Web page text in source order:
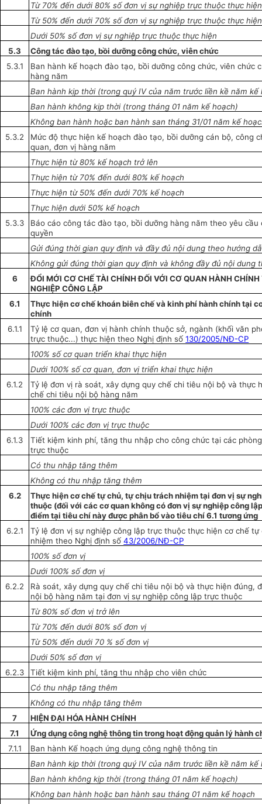
Từ 70% đến dưới 80% số đơn vị sự nghiệp trực thuộc thực hiện
Từ 50% đến dưới 70% số đơn vị sự nghiệp trực thuộc thực hiện
Dưới 50% số đơn vị sự nghiệp trực thuộc thực hiện
5.3
Công tác đào tạo, bồi dưỡng công chức, viên chức
5.3.1
Ban hành kế hoạch đào tạo, bồi dưỡng công chức, viên chức
hàng năm
Ban hành kịp thời (trong quý IV của năm trước liền kề năm kế
Ban hành không kịp thời (trong tháng 01 năm kế hoạch)
Không ban hành hoặc ban hành san tháng 31/01 năm kế
5.3.2
Mức độ thực hiện kế hoạch đào tạo, bồi dưỡng cán bộ, công
quan, đơn vị hàng năm
Thực hiện từ 80% kế hoạch trở lên
Thực hiện từ 70% đến dưới 80% kế hoạch
Thực hiện từ 50% đến dưới 70% kế hoạch
Thực hiện dưới 50% kế hoạch
5.3.3
Báo cáo công tác đào tạo, bồi dưỡng hàng năm theo yêu
quyền
Gửi đúng thời gian quy định và đầy đủ nội dung theo hướng
Không gửi đúng thời gian quy định và không đầy đủ nội dung
6
ĐỔI MỚI CƠ CHẾ TÀI CHÍNH ĐỐI VỚI CƠ QUAN HÀNH
NGHIỆP CÔNG LẬP
6.1
Thực hiệncơ chếkhoánbiênchế và kinh phí hành chính tại
chính
6.1.1
Tỷ lệ cơ quan, đơn vị hành chính thuộc sở, ngành (khối văn
trực thuộc...) thực hiện theo Nghị định số130/2005/NĐ-CP
100% số cơ quan triển khai thực hiện
Dưới 100% số cơ quan, đơn vị triển khai thực hiện
6.1.2
Tỷ lệ đơn vị rà soát, xây dựng quy chế chi tiêu nội bộ và thực
chế chi tiêu nội bộ hàng năm
100% các đơn vị trực thuộc
Dưới 100% các đơn vị trực thuộc
6.1.3
Tiết kiệm kinh phí, tăng thu nhập cho công chức tại các
trực thuộc
Có thu nhập tăng thêm
Không có thu nhập tăng thêm
6.2
Thực hiện cơ chế tự chủ, tự chịu trách nhiệm tại đơn vị sự
thuộc (đối với cáccơ quankhông có đơn vị sự nghiệp công
điểm tại tiêu chí này được phân bổvào tiêu chí 6.1 tương ứng
6.2.1
Tỷ lệ đơn vị sự nghiệp công lập trực thuộc thực hiện cơ chế
nhiệm theo Nghị định số43/2006/NĐ-CP
100% số đơn vị
Dưới 100% số đơn vị
6.2.2
Rà soát, xây dựng quy chế chi tiêu nội bộ và thực hiện đúng,
nội bộ hàng năm tại đơn vị sự nghiệp công lập trực thuộc
Từ 80% số đơn vị trở lên
Từ 70% đến dưới 80% số đơn vị
Từ 50% đến dưới 70 % số đơn vị
Dưới 50% số đơn vị
6.2.3
Tiết kiệm kinh phí, tăng thu nhập cho viên chức
Có thu nhập tăng thêm
Không có thu nhập tăng thêm
7
HIỆN ĐẠI HÓA HÀNH CHÍNH
7.1
Ứng dụng công nghệ thông tin trong hoạt động quản lý hành
7.1.1
Ban hành Kế hoạch ứng dụng công nghệ thông tin
Ban hành kịp thời (trong quý IV của năm trước liền kề năm kế
Ban hành không kịp thời (trong tháng 01 năm kế hoạch)
Không ban hành hoặc ban hànhsau tháng 01 năm kế hoạch